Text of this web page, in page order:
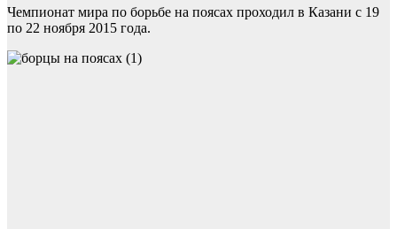
Чемпионат мира по борьбе на поясах проходил в Казани с 19
по 22 ноября 2015 года.